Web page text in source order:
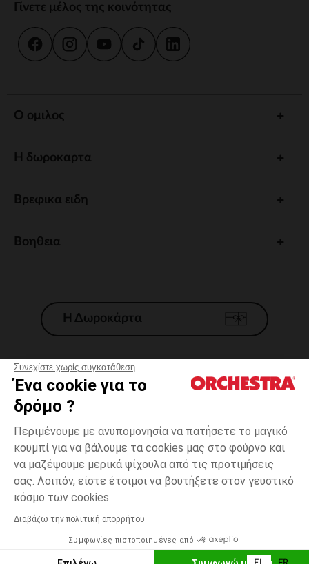
Συνεχίστε χωρίς συγκατάθεση
Ένα cookie για το
δρόμο ?
Περιμένουμε με ανυπομονησία να πατήσετε το μαγικό
κουμπί για να βάλουμε τα cookies μας στο φούρνο και
να μαζέψουμε μερικά ψίχουλα από τις προτιμήσεις
σας. Λοιπόν, είστε έτοιμοι να βουτήξετε στον γευστικό
κόσμο των cookies
Διαβάζω την πολιτική απορρήτου
Συμφωνίες πιστοποιημένες από
Μπέζ 18
Δυνατότητα πληρωμής με
ΠΡΟΣΘΉΚΗ ΣΤΟ ΚΑΛΆΘΙ
Γίνετε μέλος της κοινότητας
Ο ομιλος
Η δωροκαρτα
Βρεφικα ειδη
Βοηθεια
Η Δωροκάρτα
Γενικοί 'Οροι Πώλησης
*Εμπορικες προσφορες
Προσωπικά δεδομένα
Διαχείρηση των cookies
Προσβασιμότητα: μη συμμορφούμενη
H Orchestra συμμετέχει στον κωδικά δεοντολογίας και στο σύστημα
μεσολάβησης της Γαλλικής Ομοσπονδίας Ηλεκτρονικού Εμπορίου.